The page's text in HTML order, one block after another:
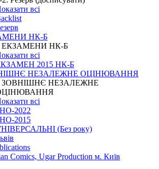
всі
НК-Б
ЕКЗАМЕНИ НК-Б
всі
2015 НК-Б
НЕЗАЛЕЖНЕ ОЦІНЮВАННЯ
ЗОВНІШНЄ НЕЗАЛЕЖНЕ
всі
2022
2015
(Без року)
Comics, Ugar Production м. Київ